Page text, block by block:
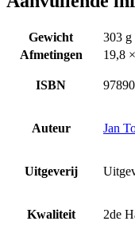
Gewicht
303 g
Afmetingen
19,8
ISBN
Auteur Jan
Uitgeverij
Kwaliteit 2de